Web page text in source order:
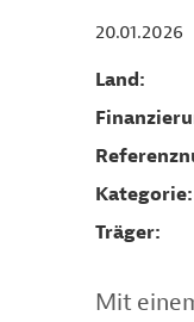
20.01.2026
Land
Kategorie
Träger
Mit